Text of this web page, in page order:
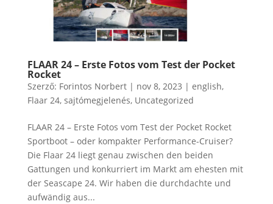
FLAAR 24 – Erste Fotos vom Test der Pocket
Rocket
Szerző: Forintos Norbert| nov 8, 2023 | english,
Flaar 24, sajtómegjelenés, Uncategorized
FLAAR 24 – Erste Fotos vom Test der Pocket Rocket
Sportboot – oder kompakter Performance-Cruiser?
Die Flaar 24 liegt genau zwischen den beiden
Gattungen und konkurriert im Markt am ehesten mit
der Seascape 24. Wir haben die durchdachte und
aufwändig aus...